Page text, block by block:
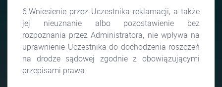
6.Wniesienie przez Uczestnika reklamacji, a także
jej nieuznanie albo pozostawienie bez
rozpoznania przez Administratora, nie wpływa na
uprawnienie Uczestnika do dochodzenia roszczeń
na drodze sądowej zgodnie z obowiązującymi
przepisami prawa.